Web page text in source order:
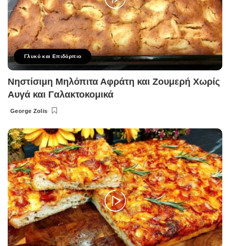
Γλυκό και Επιδόρπιο
Νηστίσιμη Μηλόπιτα Αφράτη και Ζουμερή Χωρίς
Αυγά και Γαλακτοκομικά
Posted
George Zolis